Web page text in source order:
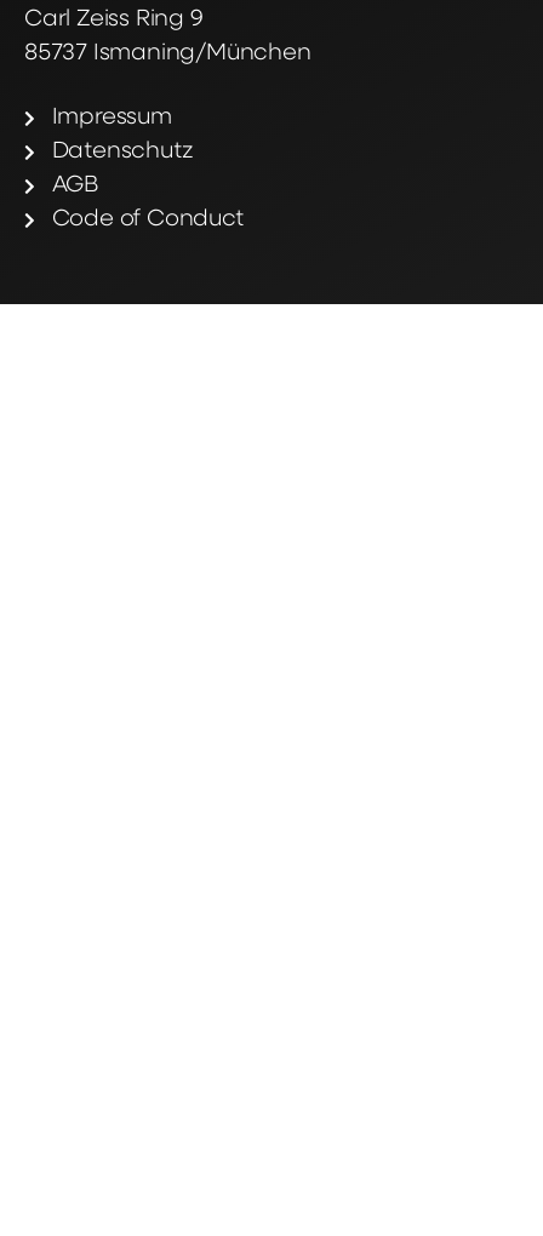
Carl Zeiss Ring 9
85737 Ismaning/München
Impressum
Datenschutz
AGB
Code of Conduct